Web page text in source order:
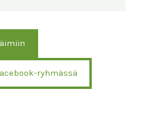
ryhmässä